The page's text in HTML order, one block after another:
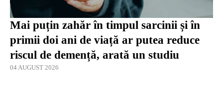
Mai puțin zahăr în timpul sarcinii și în
primii doi ani de viață ar putea reduce
riscul de demență, arată un studiu
04 AUGUST 2026